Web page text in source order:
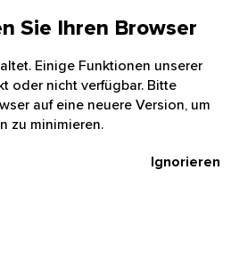
Sie Ihren Browser
Einige Funktionen unserer
oder nicht verfügbar. Bitte
auf eine neuere Version, um
zu minimieren.
Ignorieren